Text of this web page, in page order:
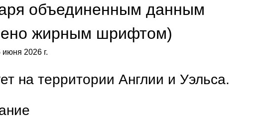
объединенным данным
жирным шрифтом)
2026 г.
на территории Англии и Уэльса.